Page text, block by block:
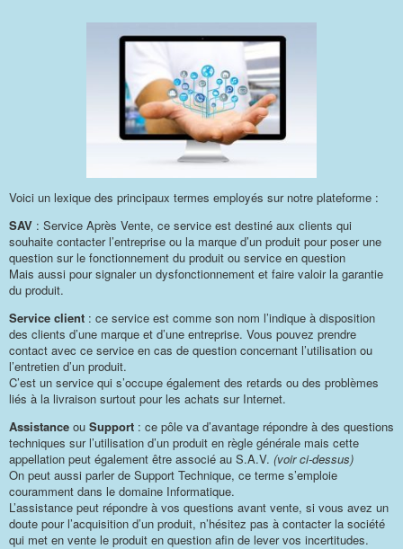
Voici un lexique des principaux termes employés sur notre plateforme :
SAV : Service Après Vente, ce service est destiné aux clients qui
souhaite contacter l’entreprise ou la marque d’un produit pour poser une
question sur le fonctionnement du produit ou service en question
Mais aussi pour signaler un dysfonctionnement et faire valoir la garantie
du produit.
Service client : ce service est comme son nom l’indique à disposition
des clients d’une marque et d’une entreprise. Vous pouvez prendre
contact avec ce service en cas de question concernant l’utilisation ou
l’entretien d’un produit.
C’est un service qui s’occupe également des retards ou des problèmes
liés à la livraison surtout pour les achats sur Internet.
Assistance ou Support : ce pôle va d’avantage répondre à des questions
techniques sur l’utilisation d’un produit en règle générale mais cette
appellation peut également être associé au S.A.V. (voir ci-dessus)
On peut aussi parler de Support Technique, ce terme s’emploie
couramment dans le domaine Informatique.
L’assistance peut répondre à vos questions avant vente, si vous avez un
doute pour l’acquisition d’un produit, n’hésitez pas à contacter la société
qui met en vente le produit en question afin de lever vos incertitudes.